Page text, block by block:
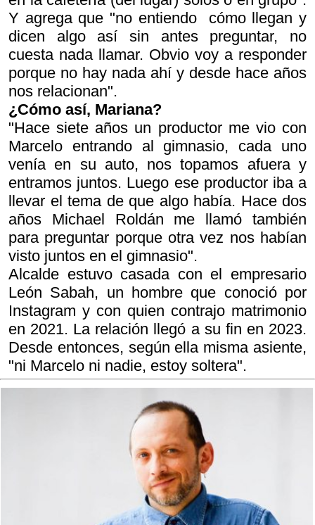
Y agrega que "no entiendo cómo llegan y
dicen algo así sin antes preguntar, no
cuesta nada llamar. Obvio voy a responder
porque no hay nada ahí y desde hace años
nos relacionan".
¿Cómo así, Mariana?
"Hace siete años un productor me vio con
Marcelo entrando al gimnasio, cada uno
venía en su auto, nos topamos afuera y
entramos juntos. Luego ese productor iba a
llevar el tema de que algo había. Hace dos
años Michael Roldán me llamó también
para preguntar porque otra vez nos habían
visto juntos en el gimnasio".
Alcalde estuvo casada con el empresario
León Sabah, un hombre que conoció por
Instagram y con quien contrajo matrimonio
en 2021. La relación llegó a su fin en 2023.
Desde entonces, según ella misma asiente,
"ni Marcelo ni nadie, estoy soltera".